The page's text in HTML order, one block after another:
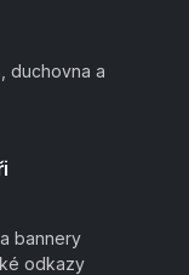
duchovna a
bannery
odkazy